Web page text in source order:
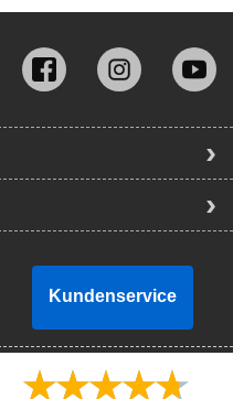
Kundenservice